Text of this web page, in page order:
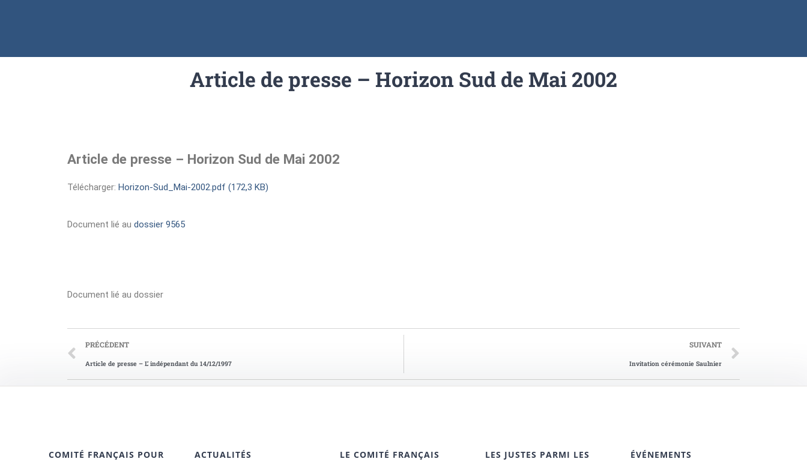
Article de presse – Horizon Sud de Mai 2002
Article de presse – Horizon Sud de Mai 2002
Télécharger: Horizon-Sud_Mai-2002.pdf (172,3 KB)
Document lié au dossier 9565
Document lié au dossier
PRÉCÉDENT
Article de presse – L’ indépendant du 14/12/1997
SUIVANT
Invitation cérémonie Saulnier
COMITÉ FRANÇAIS POUR
ACTUALITÉS
LE COMITÉ FRANÇAIS
LES JUSTES PARMI LES
ÉVÉNEMENTS